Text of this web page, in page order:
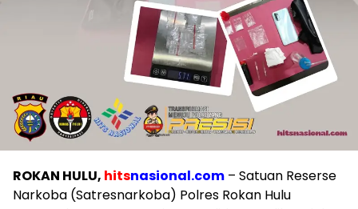
ROKAN HULU, hitsnasional.com – Satuan Reserse
Narkoba (Satresnarkoba) Polres Rokan Hulu